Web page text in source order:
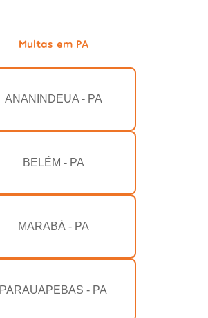
Multas em PA
ANANINDEUA - PA
BELÉM - PA
MARABÁ - PA
PARAUAPEBAS - PA